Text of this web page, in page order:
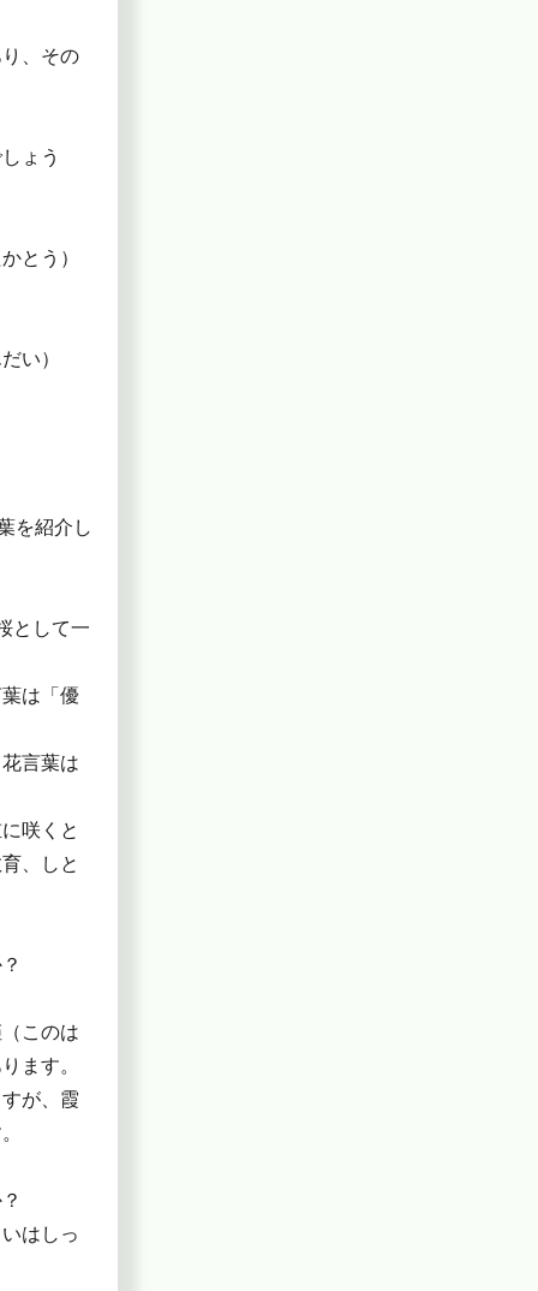
、その
ょう
とう）
い）
を紹介し
として一
は「優
言葉は
咲くと
、しと
このは
ます。
が、霞
はしっ